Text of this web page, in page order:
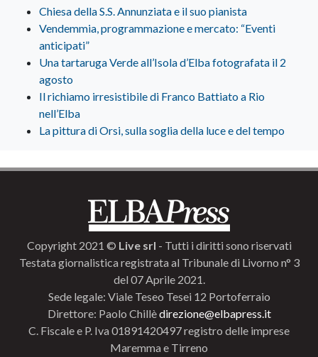
Chiesa della S.S. Annunziata e il suo pianista
Vendemmia, programmazione e mercato: “Eventi
anticipati”
Una tartaruga Verde all’Isola d’Elba fotografata il 2
agosto
Il richiamo irresistibile di Franco Battiato a Rio
nell’Elba
La pittura di Orsi, sulla soglia della luce e del tempo
Copyright 2021 © Live srl - Tutti i diritti sono riservati
Testata giornalistica registrata al Tribunale di Livorno n° 3
del 07 Aprile 2021.
Sede legale: Viale Teseo Tesei 12 Portoferraio
Direttore: Paolo Chillèdirezione@elbapress.it
C. Fiscale e P. Iva 01891420497 registro delle imprese
Maremma e Tirreno